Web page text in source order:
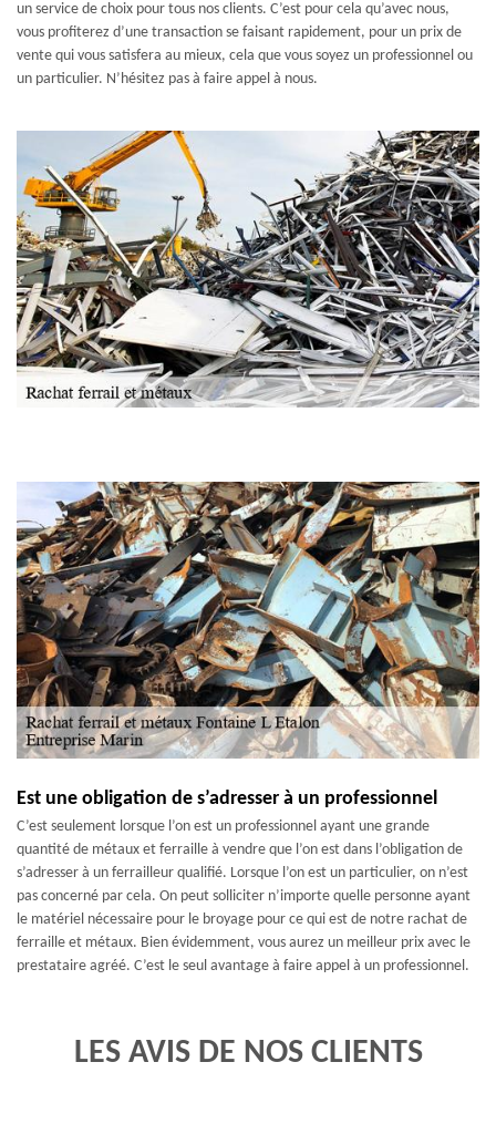
un service de choix pour tous nos clients. C’est pour cela qu’avec nous,
vous profiterez d’une transaction se faisant rapidement, pour un prix de
vente qui vous satisfera au mieux, cela que vous soyez un professionnel ou
un particulier. N’hésitez pas à faire appel à nous.
Est une obligation de s’adresser à un professionnel
C’est seulement lorsque l’on est un professionnel ayant une grande
quantité de métaux et ferraille à vendre que l’on est dans l’obligation de
s’adresser à un ferrailleur qualifié. Lorsque l’on est un particulier, on n’est
pas concerné par cela. On peut solliciter n’importe quelle personne ayant
le matériel nécessaire pour le broyage pour ce qui est de notre rachat de
ferraille et métaux. Bien évidemment, vous aurez un meilleur prix avec le
prestataire agréé. C’est le seul avantage à faire appel à un professionnel.
LES AVIS DE NOS CLIENTS